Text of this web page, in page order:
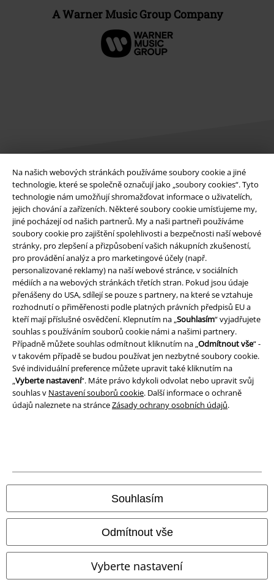
Na našich webových stránkách používáme soubory cookie a jiné
technologie, které se společně označují jako „soubory cookies“. Tyto
technologie nám umožňují shromažďovat informace o uživatelích,
jejich chování a zařízeních. Některé soubory cookie umísťujeme my,
jiné pocházejí od našich partnerů. My a naši partneři používáme
soubory cookie pro zajištění spolehlivosti a bezpečnosti naší webové
stránky, pro zlepšení a přizpůsobení vašich nákupních zkušeností,
pro provádění analýz a pro marketingové účely (např.
personalizované reklamy) na naší webové stránce, v sociálních
médiích a na webových stránkách třetích stran. Pokud jsou údaje
přenášeny do USA, sdílejí se pouze s partnery, na které se vztahuje
rozhodnutí o přiměřenosti podle platných právních předpisů EU a
kteří mají příslušné osvědčení. Klepnutím na „Souhlasím“ vyjadřujete
souhlas s používáním souborů cookie námi a našimi partnery.
Případně můžete souhlas odmítnout kliknutím na „Odmítnout vše“ -
v takovém případě se budou používat jen nezbytné soubory cookie.
Své individuální preference můžete upravit také kliknutím na
„Vyberte nastavení“. Máte právo kdykoli odvolat nebo upravit svůj
souhlas v Nastavení souborů cookie. Další informace o ochraně
údajů naleznete na stránceZásady ochrany osobních údajů.
Souhlasím
Odmítnout vše
Vyberte nastavení
A Warner Music Group Company
Právní informace
Podmínky
Prohlášení
Ochrana osobních údajů
Likvidace odpadu a ochrana životního prostředí
Prohlášení o shodě
Informace o přístupnosti
Nastavení souborů cookie
Odstoupení od smlouvy
Naše online obchody
EMP International